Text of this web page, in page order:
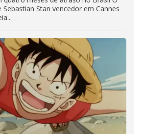
Stan vencedor em Cannes